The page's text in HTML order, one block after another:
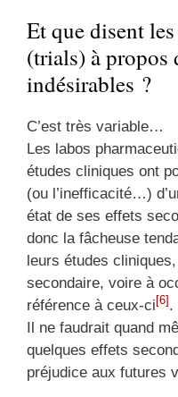
Et que disent
(trials) à propos
indésirables ?
C’est très variable…
Les labos
études cliniques ont
(ou l’inefficacité…)
état de ses effets
donc la fâcheuse
leurs études
secondaire, voire à
référence à ceux-ci [6] .
Il ne faudrait quand
quelques effets
préjudice aux futures